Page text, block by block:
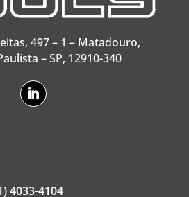
497 – 1 – Matadouro,
– SP, 12910-340
4033-4104